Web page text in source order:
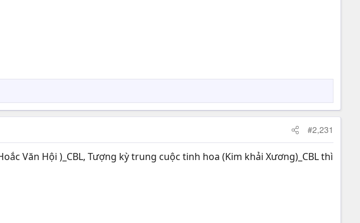
#2,231
Văn Hội )_CBL, Tượng kỳ trung cuộc tinh hoa (Kim khải Xương)_CBL thì